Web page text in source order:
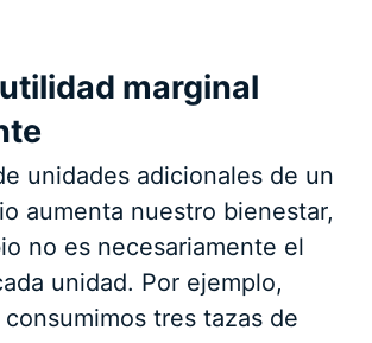
marginal
unidades adicionales de un
aumenta nuestro bienestar,
no es necesariamente el
unidad. Por ejemplo,
tres tazas de